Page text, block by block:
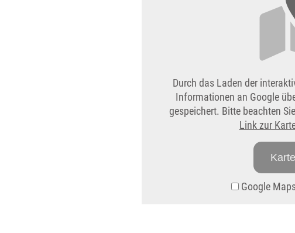
Durch das Laden der
Informationen an Google
gespeichert. Bitte beachten
Link zur
Google